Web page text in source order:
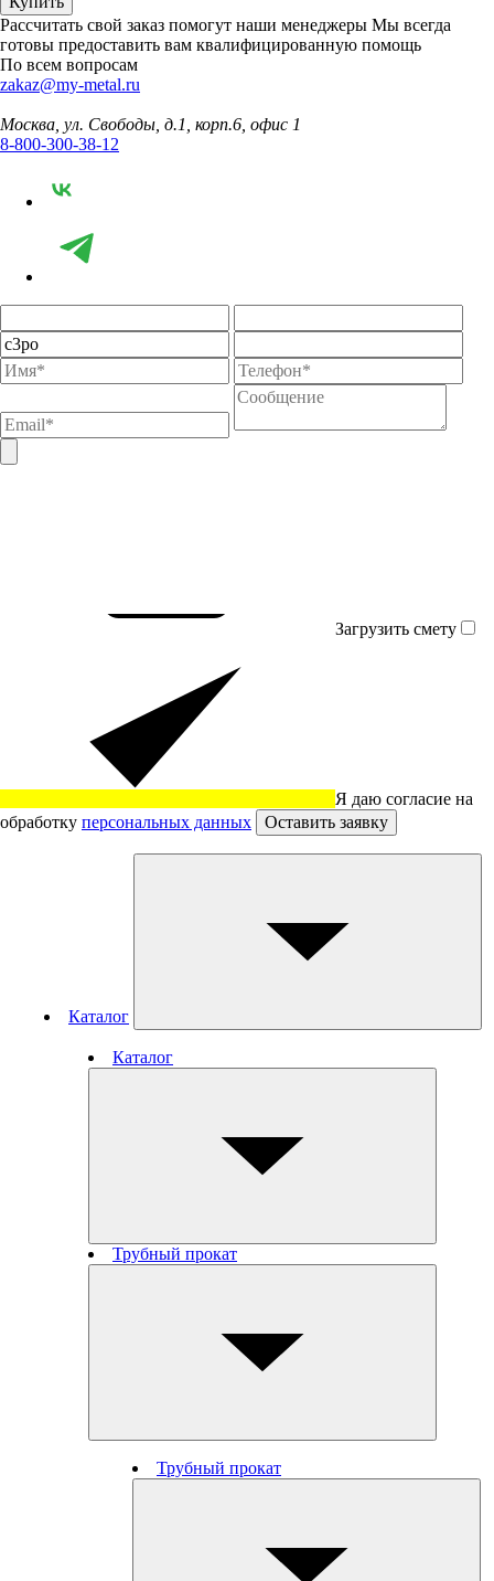
Рассчитать свой заказ помогут наши менеджеры Мы всегда
готовы предоставить вам квалифицированную помощь
По всем вопросам
zakaz@my-metal.ru
Москва, ул. Свободы, д.1, корп.6, офис 1
8-800-300-38-12
Загрузить смету
Я даю согласие на
обработку персональных данных Оставить заявку
Каталог
Каталог
Трубный прокат
Трубный прокат